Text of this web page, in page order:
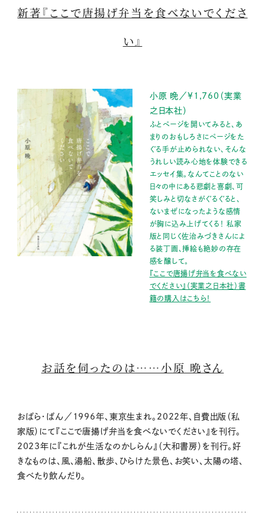
新著『ここで唐揚げ弁当を食べないでくださ
い』
小原 晩／¥1,760（実業
之日本社）
ふとページを開いてみると、あ
まりのおもしろさにページをた
ぐる手が止められない、そんな
うれしい読み心地を体験できる
エッセイ集。なんてことのない
日々の中にある悲劇と喜劇、可
笑しみと切なさがぐるぐると、
ないまぜになったような感情
が胸に込み上げてくる！ 私家
版と同じく佐治みづきさんによ
る装丁画、挿絵も絶妙の存在
感を醸して。
『ここで唐揚げ弁当を食べない
でください』（実業之日本社）書
籍の購入はこちら！
お話を伺ったのは……小原 晩さん
おばら・ばん／1996年、東京生まれ。2022年、自費出版（私
家版）にて『ここで唐揚げ弁当を食べないでください』を刊行。
2023年に『これが生活なのかしらん』（大和書房）を刊行。好
きなものは、風、湯船、散歩、ひらけた景色、お笑い、太陽の塔、
食べたり飲んだり。